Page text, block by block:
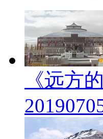
《远方